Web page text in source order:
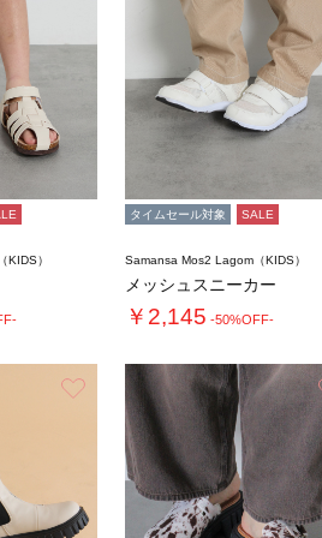
KIDS）
タイムセール対象 SALE
Samansa Mos2 Lagom（KIDS）
メッシュスニーカー
￥2,145 -50%OFF-